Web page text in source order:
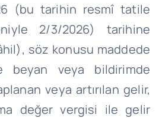
(bu tarihin resmî tatile
2/3/2026) tarihine
söz konusu maddede
beyan veya bildirimde
veya artırılan gelir,
değer vergisi ile gelir